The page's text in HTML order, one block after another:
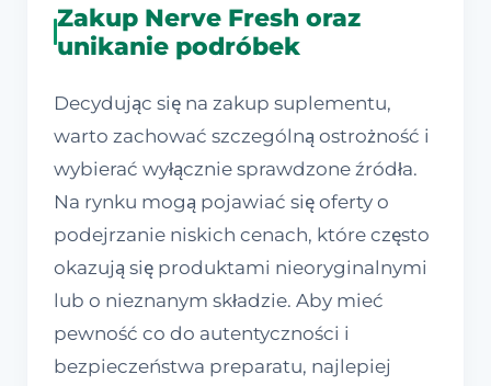
Zakup Nerve Fresh oraz
unikanie podróbek
Decydując się na zakup suplementu,
warto zachować szczególną ostrożność i
wybierać wyłącznie sprawdzone źródła.
Na rynku mogą pojawiać się oferty o
podejrzanie niskich cenach, które często
okazują się produktami nieoryginalnymi
lub o nieznanym składzie. Aby mieć
pewność co do autentyczności i
bezpieczeństwa preparatu, najlepiej